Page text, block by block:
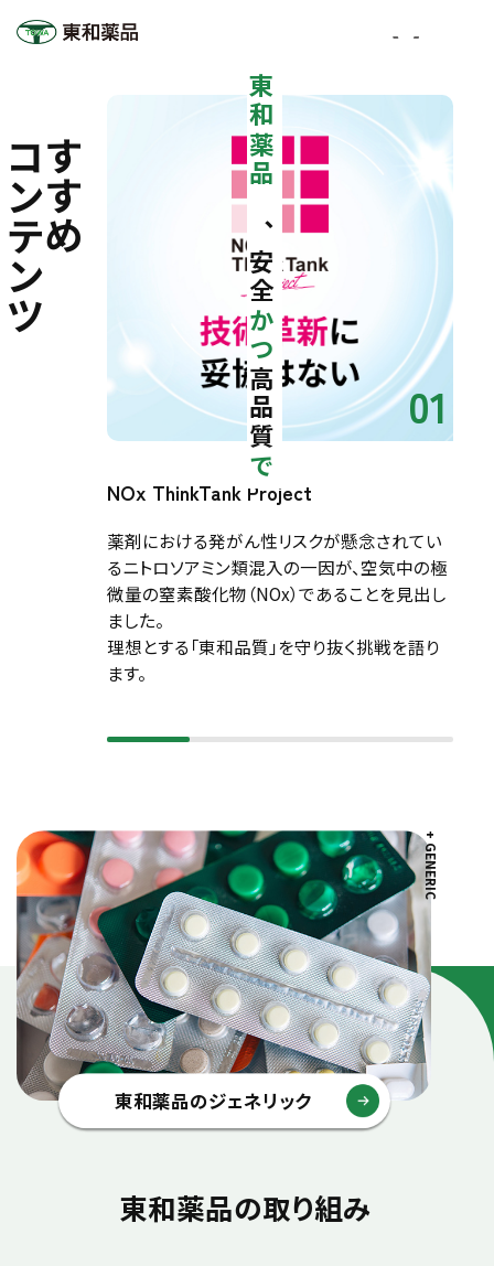
東和薬品
は、安全
かつ
高品質
で
おすすめ
ンツ
01
NOx ThinkTank Project
薬剤における発がん性リスクが懸念されてい
るニトロソアミン類混入の一因が、空気中の極
微量の窒素酸化物（NOx）であることを見出し
ました。
理想とする「東和品質」を守り抜く挑戦を語り
ます。
+ GENERIC
東和薬品のジェネリック
東和薬品の取り組み